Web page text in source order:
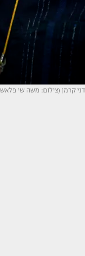
דני קרמן (צילום: משה שי פלאש 90)